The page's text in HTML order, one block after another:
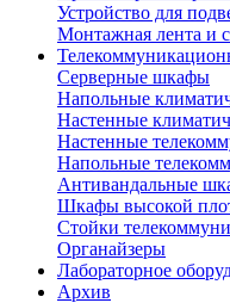
Устройство для
Монтажная лента и
Серверные шкафы
Напольные
Настенные
Настенные
Напольные
Антивандальные
Шкафы высокой
Стойки
Органайзеры
Лабораторное
Архив